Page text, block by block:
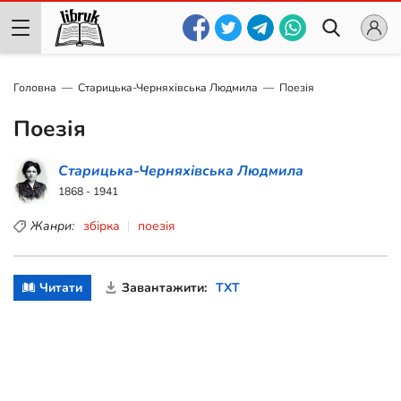
Головна Старицька-Черняхівська Людмила Поезія
Поезія
Старицька-Черняхівська Людмила
1868 - 1941
Жанри: збірка поезія
Читати Завантажити: TXT